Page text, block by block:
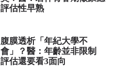
評估性早熟
腹膜透析「年紀大學不
會」？醫：年齡並非限制
評估還要看3面向